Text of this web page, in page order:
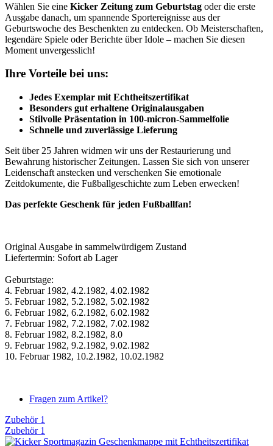
Wählen Sie eine Kicker Zeitung zum Geburtstag oder die erste
Ausgabe danach, um spannende Sportereignisse aus der
Geburtswoche des Beschenkten zu entdecken. Ob Meisterschaften,
legendäre Spiele oder Berichte über Idole – machen Sie diesen
Moment unvergesslich!
Ihre Vorteile bei uns:
Jedes Exemplar mit Echtheitszertifikat
Besonders gut erhaltene Originalausgaben
Stilvolle Präsentation in 100-micron-Sammelfolie
Schnelle und zuverlässige Lieferung
Seit über 25 Jahren widmen wir uns der Restaurierung und
Bewahrung historischer Zeitungen. Lassen Sie sich von unserer
Leidenschaft anstecken und verschenken Sie emotionale
Zeitdokumente, die Fußballgeschichte zum Leben erwecken!
Das perfekte Geschenk für jeden Fußballfan!
Original Ausgabe in sammelwürdigem Zustand
Liefertermin: Sofort ab Lager
Geburtstage:
4. Februar 1982, 4.2.1982, 4.02.1982
5. Februar 1982, 5.2.1982, 5.02.1982
6. Februar 1982, 6.2.1982, 6.02.1982
7. Februar 1982, 7.2.1982, 7.02.1982
8. Februar 1982, 8.2.1982, 8.0
9. Februar 1982, 9.2.1982, 9.02.1982
10. Februar 1982, 10.2.1982, 10.02.1982
Fragen zum Artikel?
Zubehör 1
Zubehör 1